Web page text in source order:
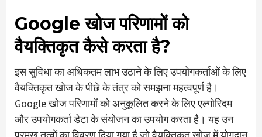
Google खोज परिणामों को
वैयक्तिकृत कैसे करता है?
इस सुविधा का अधिकतम लाभ उठाने के लिए उपयोगकर्ताओं के लिए
वैयक्तिकृत खोज के पीछे के तंत्र को समझना महत्वपूर्ण है।
Google खोज परिणामों को अनुकूलित करने के लिए एल्गोरिदम
और उपयोगकर्ता डेटा के संयोजन का उपयोग करता है। यह उन